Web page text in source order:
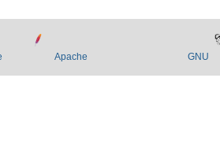
Apache GNU